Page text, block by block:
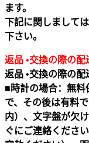
ます。
下記に関しまして
下さい。
返品 •交換の際の
返品 •交換の際の配
■時計の場合：無料
で、その後は有料
内）、文字盤が欠
ぐにご連絡くださ